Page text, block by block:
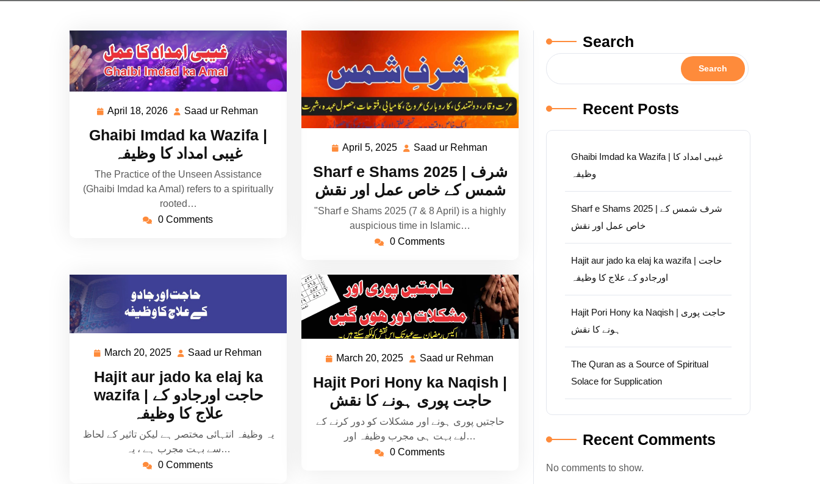
April 18, 2026 April
2026
Saad ur Rehman
Ghaibi Imdad ka Wazifa |
غیبی امداد کا وظیفہ
The Practice of the Unseen Assistance
(Ghaibi Imdad ka Amal) refers to a spiritually
rooted…
0 Comments
April 5, 2025 April
2025
Saad ur Rehman
Rehman
Sharf e Shams 2025 | شرف
شمس کے خاص عمل اور نقش
"Sharf e Shams 2025 (7 & 8 April) is a highly
auspicious time in Islamic…
0 Comments
March 20, 2025 March
2025
Saad ur Rehman
Rehman
Hajit aur jado ka elaj ka
wazifa | حاجت اورجادو کے
علاج کا وظیفہ
یہ وظیفہ انتہائی مختصر ہے لیکن تاثیر کے لحاظ
سے بہت مجرب ہے ، یہ…
0 Comments
March 20, 2025 March
2025
Saad ur Rehman
Rehman
Hajit Pori Hony ka Naqish |
حاجت پوری ہونے کا نقش
حاجتیں پوری ہونے اور مشکلات کو دور کرنے کے
لیے بہت ہی مجرب وظیفہ اور…
0 Comments
Search
Search
Recent Posts
Ghaibi Imdad ka Wazifa | غیبی امداد کا
وظیفہ
Sharf e Shams 2025 | شرف شمس کے
خاص عمل اور نقش
Hajit aur jado ka elaj ka wazifa | حاجت
اورجادو کے علاج کا وظیفہ
Hajit Pori Hony ka Naqish | حاجت پوری
ہونے کا نقش
The Quran as a Source of Spiritual
Solace for Supplication
Recent Comments
No comments to show.